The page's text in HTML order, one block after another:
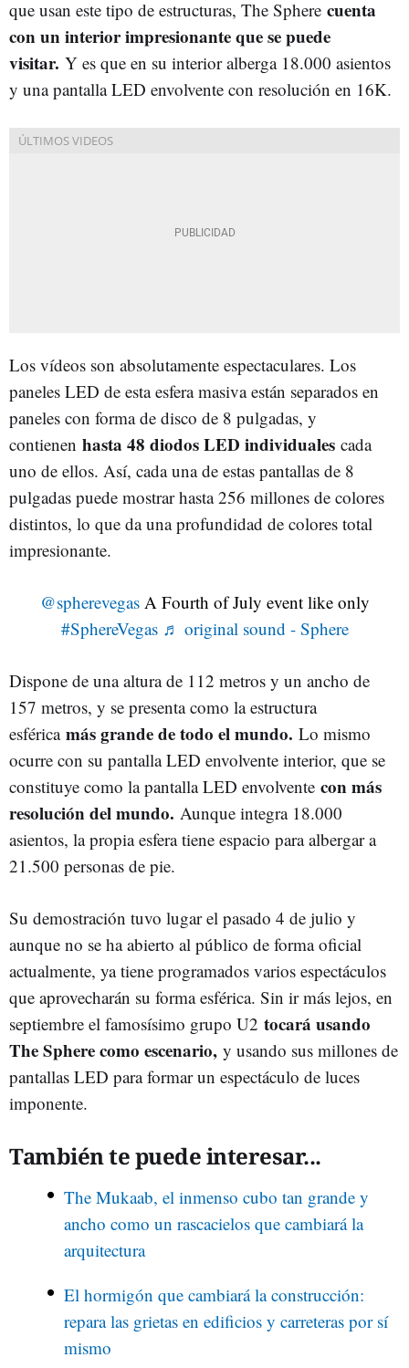
que usan este tipo de estructuras, The Sphere cuenta
con un interior impresionante que se puede
visitar. Y es que en su interior alberga 18.000 asientos
y una pantalla LED envolvente con resolución en 16K.
Los vídeos son absolutamente espectaculares. Los
paneles LED de esta esfera masiva están separados en
paneles con forma de disco de 8 pulgadas, y
contienen hasta 48 diodos LED individuales cada
uno de ellos. Así, cada una de estas pantallas de 8
pulgadas puede mostrar hasta 256 millones de colores
distintos, lo que da una profundidad de colores total
impresionante.
@spherevegasA Fourth of July event like only
#SphereVegas ♬ original sound - Sphere
Dispone de una altura de 112 metros y un ancho de
157 metros, y se presenta como la estructura
esférica más grande de todo el mundo. Lo mismo
ocurre con su pantalla LED envolvente interior, que se
constituye como la pantalla LED envolvente con más
resolución del mundo. Aunque integra 18.000
asientos, la propia esfera tiene espacio para albergar a
21.500 personas de pie.
Su demostración tuvo lugar el pasado 4 de julio y
aunque no se ha abierto al público de forma oficial
actualmente, ya tiene programados varios espectáculos
que aprovecharán su forma esférica. Sin ir más lejos, en
septiembre el famosísimo grupo U2 tocará usando
The Sphere como escenario, y usando sus millones de
pantallas LED para formar un espectáculo de luces
imponente.
También te puede interesar...
The Mukaab, el inmenso cubo tan grande y
ancho como un rascacielos que cambiará la
arquitectura
El hormigón que cambiará la construcción:
repara las grietas en edificios y carreteras por sí
mismo